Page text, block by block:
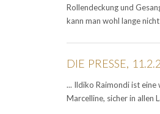
Rollendeckung und
kann man wohl lange
DIE PRESSE,
... Ildiko Raimondi ist eine
Marcelline, sicher in allen